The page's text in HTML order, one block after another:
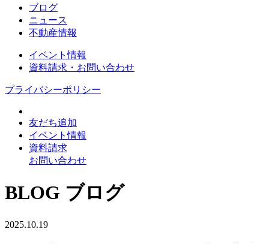
ブログ
ニュース
不動産情報
イベント情報
資料請求・お問い合わせ
プライバシーポリシー
友だち追加
イベント情報
資料請求
お問い合わせ
BLOG ブログ
2025.10.19